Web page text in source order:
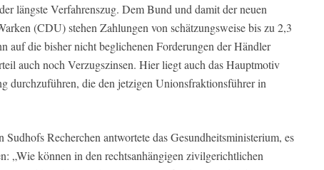
längste Verfahrenszug. Dem Bund und damit der neuen
(CDU) stehen Zahlungen von schätzungsweise bis zu 2,3
auf die bisher nicht beglichenen Forderungen der Händler
auch noch Verzugszinsen. Hier liegt auch das Hauptmotiv
durchzuführen, die den jetzigen Unionsfraktionsführer in
Recherchen antwortete das Gesundheitsministerium, es
„Wie können in den rechtsanhängigen zivilgerichtlichen